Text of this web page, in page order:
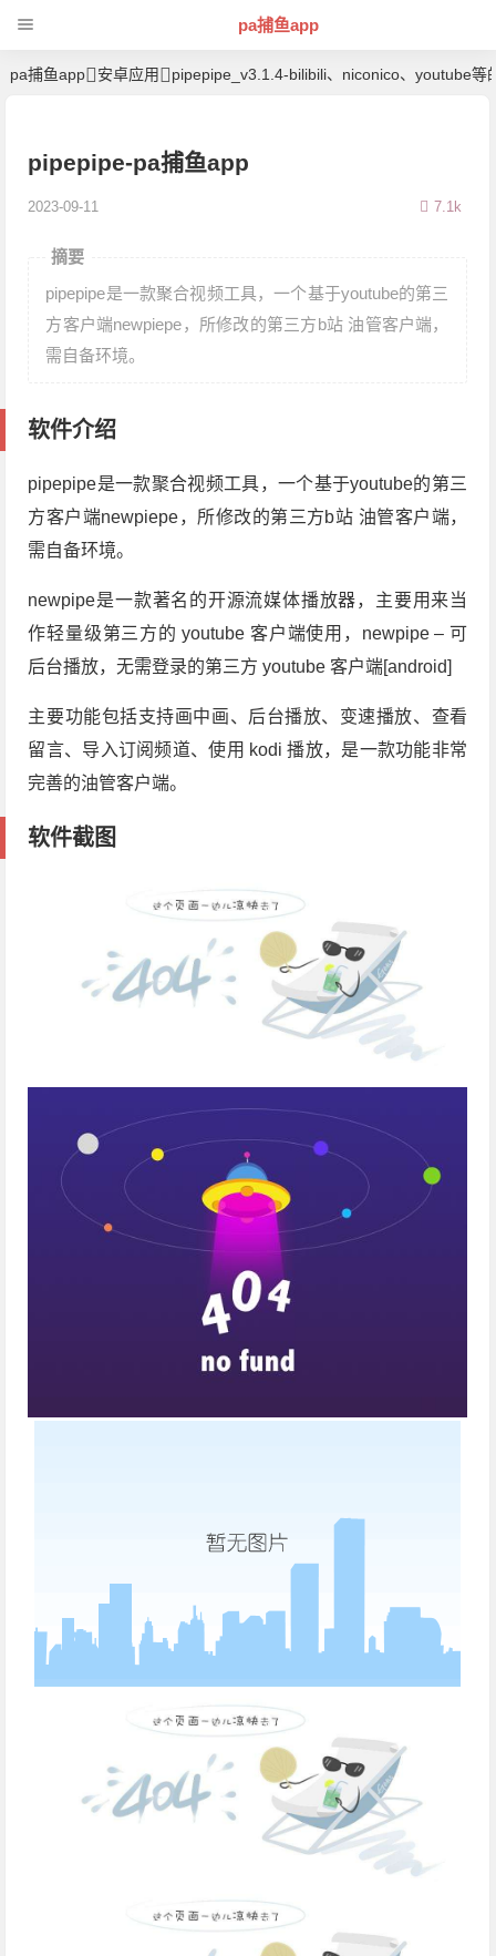
pa捕鱼app
pa捕鱼app 安卓应用 pipepipe_v3.1.4-bilibili、niconico、youtube等
pipepipe-pa捕鱼app
2023-09-11 7.1k
摘要
pipepipe是一款聚合视频工具，一个基于youtube的第三
方客户端newpiepe，所修改的第三方b站 油管客户端，
需自备环境。
软件介绍
pipepipe是一款聚合视频工具，一个基于youtube的第三
方客户端newpiepe，所修改的第三方b站 油管客户端，
需自备环境。
newpipe是一款著名的开源流媒体播放器，主要用来当
作轻量级第三方的 youtube 客户端使用，newpipe – 可
后台播放，无需登录的第三方 youtube 客户端[android]
主要功能包括支持画中画、后台播放、变速播放、查看
留言、导入订阅频道、使用 kodi 播放，是一款功能非常
完善的油管客户端。
软件截图